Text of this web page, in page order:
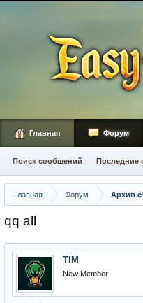
Главная Форум Архив
qq all
TIM
New Member
Главная Форум
Поиск сообщений Последние